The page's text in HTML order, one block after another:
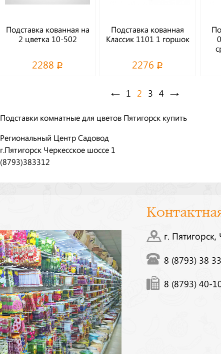
Подставка кованная на
2 цветка 10-502
2288
Подставка кованная
Классик 1101 1 горшок
2276
← 1 2 3 4 →
Подставки комнатные для цветов Пятигорск купить
Региональный Центр Садовод
г.Пятигорск Черкесское шоссе 1
(8793)383312
г. Пятигорск,
8 (8793) 38
8 (8793) 40-